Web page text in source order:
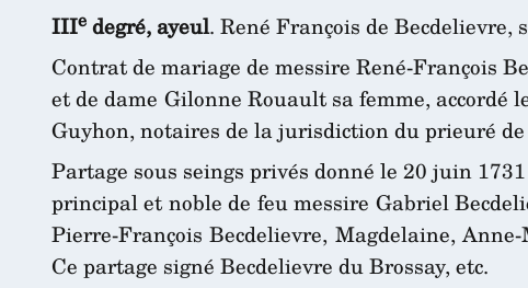
IIIe degré, ayeul. René François de Becdelievre,
Contrat de mariage de messire René-François
et de dame Gilonne Rouault sa femme, accordé
Guyhon, notaires de la jurisdiction du prieuré
Partage sous seings privés donné le 20 juin
principal et noble de feu messire Gabriel
Pierre-François Becdelievre, Magdelaine,
Ce partage signé Becdelievre du Brossay, etc.